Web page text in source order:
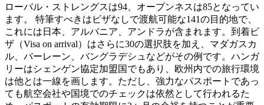
ローバル・ストレングスは94、オープンネスは85となってい
ます。 特筆すべきはビザなしで渡航可能な141の目的地で、
これには日本、アルバニア、アンドラが含まれます。到着ビ
ザ（Visa on arrival）はさらに30の選択肢を加え、マダガスカ
ル、バーレーン、バングラデシュなどがその例です。ハンガ
リーはシェンゲン協定加盟国でもあり、欧州内での旅行環境
は他とは一線を画します。ただし、強力なパスポートであっ
ても航空会社や国境でのチェックは依然として行われるた